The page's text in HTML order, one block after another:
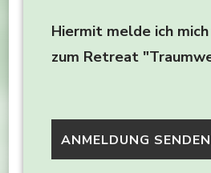
Hiermit melde ich
zum Retreat